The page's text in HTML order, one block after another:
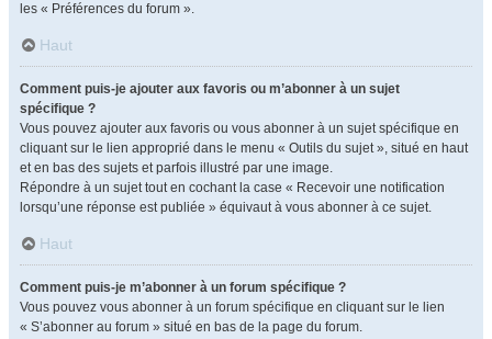
les « Préférences du forum ».
Haut
Comment puis-je ajouter aux favoris ou m’abonner à un sujet
spécifique ?
Vous pouvez ajouter aux favoris ou vous abonner à un sujet spécifique en
cliquant sur le lien approprié dans le menu « Outils du sujet », situé en haut
et en bas des sujets et parfois illustré par une image.
Répondre à un sujet tout en cochant la case « Recevoir une notification
lorsqu’une réponse est publiée » équivaut à vous abonner à ce sujet.
Haut
Comment puis-je m’abonner à un forum spécifique ?
Vous pouvez vous abonner à un forum spécifique en cliquant sur le lien
« S’abonner au forum » situé en bas de la page du forum.